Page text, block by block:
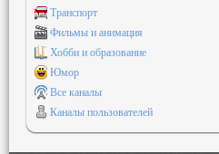
Транспорт
Фильмы и анимация
Хобби и образование
Юмор
Все каналы
Каналы пользователей